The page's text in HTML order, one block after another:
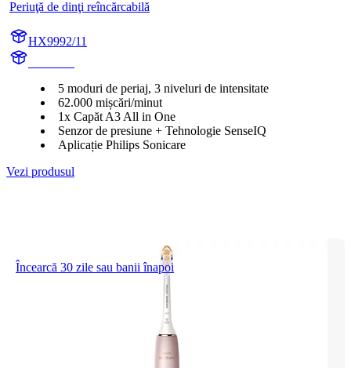
Periuţă de dinţi reîncărcabilă
HX9992/11
5 moduri de periaj, 3 niveluri de intensitate
62.000 mișcări/minut
1x Capăt A3 All in One
Senzor de presiune + Tehnologie SenseIQ
Aplicație Philips Sonicare
Vezi produsul
Încearcă 30 zile sau banii înapoi